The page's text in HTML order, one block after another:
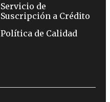
Servicio de
Suscripción a Crédito
Política de Calidad